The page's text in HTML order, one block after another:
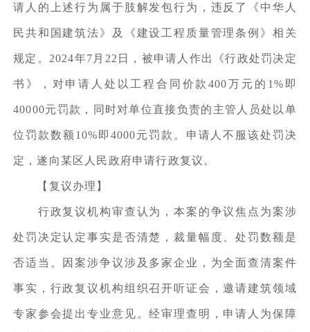
请人的上述行为属于肢解发包行为，违反了《中华人
民共和国建筑法》及《建设工程质量管理条例》相关
规定。2024年7月22日，被申请人作出《行政处罚决定
书》，对申请人处以工程合同价款400万元的1%即
40000元罚款，同时对单位直接负责的主管人员处以单
位罚款数额10%即4000元罚款。申请人不服该处罚决
定，遂向某区人民政府申请行政复议。
【复议办理】
行政复议机构审查认为，本案的争议焦点为案涉
处罚决定认定事实是否清楚，裁量幅度、处罚数额是
否适当。因案涉争议涉及多家企业，为全面查清案件
事实，行政复议机构组织召开听证会，邀请建筑领域
专家参会提出专业意见。经审理查明，申请人为保障